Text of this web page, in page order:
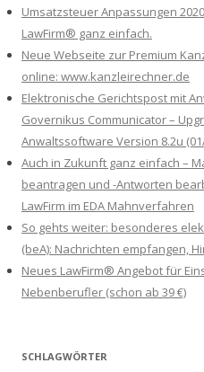
Umsatzsteuer Anpassungen
LawFirm® ganz einfach.
Neue Webseite zur Premium
online: www.kanzleirechner.de
Elektronische Gerichtspost mit
Governikus Communicator –
Anwaltssoftware Version 8.2u
Auch in Zukunft ganz einfach –
beantragen und -Antworten
LawFirm im EDA Mahnverfahren
So gehts weiter: besonderes
(beA): Nachrichten empfangen,
Neues LawFirm® Angebot für
Nebenberufler (schon ab 39 €)
SCHLAGWÖRTER